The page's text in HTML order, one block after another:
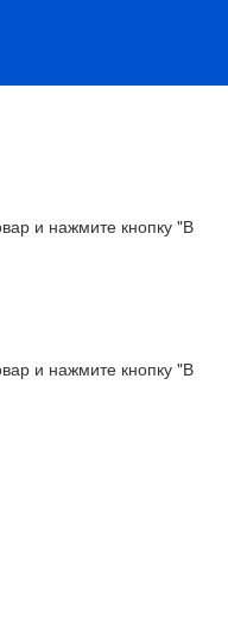
и нажмите кнопку "В
и нажмите кнопку "В